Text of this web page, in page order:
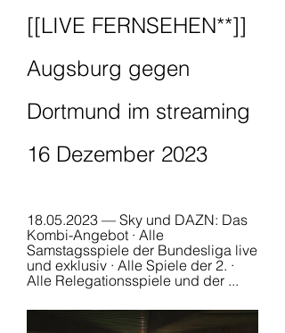
[[LIVE FERNSEHEN**]]
Augsburg gegen
Dortmund im streaming
16 Dezember 2023
18.05.2023 — Sky und DAZN: Das
Kombi-Angebot · Alle
Samstagsspiele der Bundesliga live
und exklusiv · Alle Spiele der 2. ·
Alle Relegationsspiele und der ...